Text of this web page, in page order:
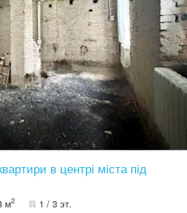
поруч дитячий садочок, магазини,
та центральний ринок
в центрі міста під
м2 1 / 3 эт.